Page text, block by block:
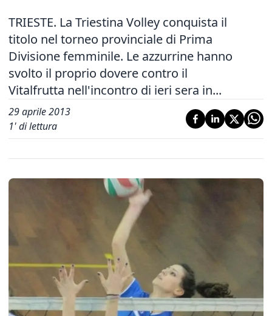
TRIESTE. La Triestina Volley conquista il
titolo nel torneo provinciale di Prima
Divisione femminile. Le azzurrine hanno
svolto il proprio dovere contro il
Vitalfrutta nell'incontro di ieri sera in...
29 aprile 2013
1' di lettura